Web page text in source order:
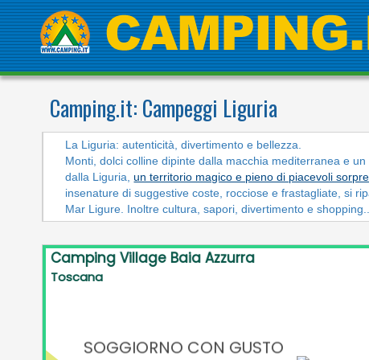
Camping.it: Campeggi Liguria
La Liguria: autenticità, divertimento e bellezza.
Monti, dolci colline dipinte dalla macchia mediterranea e
dalla Liguria,un territorio magico e pieno di piacevoli
insenature di suggestive coste, rocciose e frastagliate, si
Mar Ligure. Inoltre cultura, sapori, divertimento e